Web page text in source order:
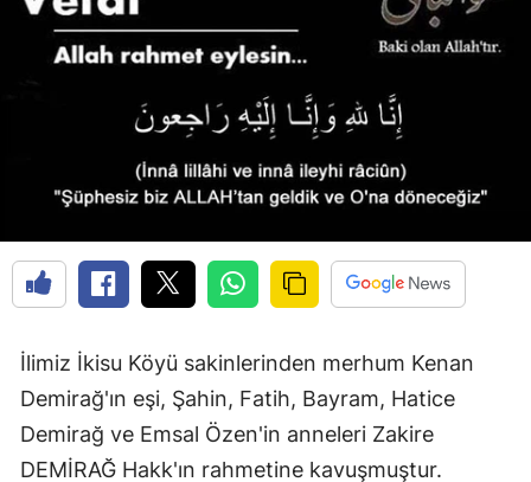
Diyarbakır
Edirne
Elazığ
Erzincan
Erzurum
Eskişehir
Gaziantep
Giresun
İlimiz İkisu Köyü sakinlerinden merhum Kenan
Demirağ'ın eşi, Şahin, Fatih, Bayram, Hatice
Demirağ ve Emsal Özen'in anneleri Zakire
DEMİRAĞ Hakk'ın rahmetine kavuşmuştur.